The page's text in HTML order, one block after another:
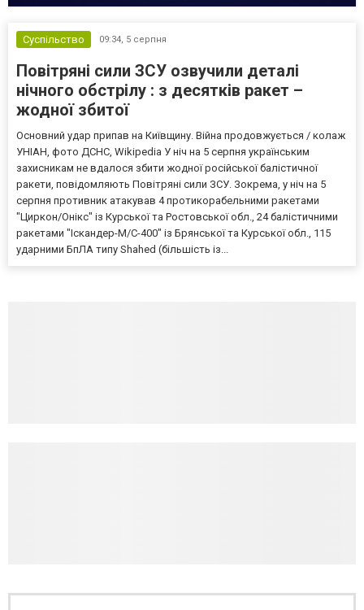
Суспільство 09:34, 5 серпня
Повітряні сили ЗСУ озвучили деталі
нічного обстрілу : з десятків ракет –
жодної збитої
Основний удар припав на Київщину. Війна продовжується / колаж
УНІАН, фото ДСНС, Wikipedia У ніч на 5 серпня українським
захисникам не вдалося збити жодної російської балістичної
ракети, повідомляють Повітряні сили ЗСУ. Зокрема, у ніч на 5
серпня противник атакував 4 протикорабельними ракетами
"Циркон/Онікс" із Курської та Ростовської обл., 24 балістичними
ракетами "Іскандер-М/С-400" із Брянської та Курської обл., 115
ударними БпЛА типу Shahed (більшість із...